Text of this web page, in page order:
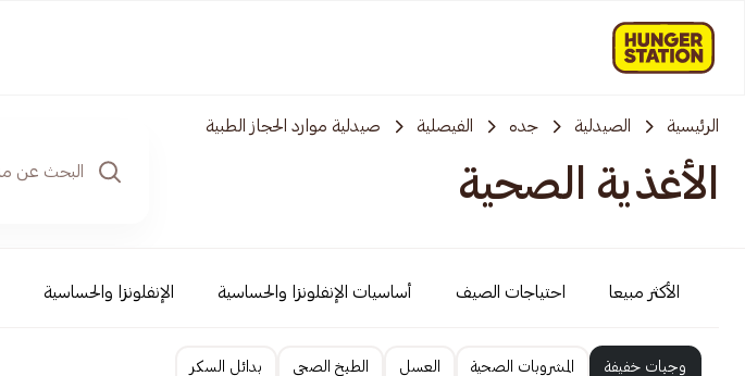
الرئيسية الصيدلية جده الفيصلية صيدلية موارد الحجاز الطبية
الأغذية الصحية
الأكثر مبيعا احتياجات الصيف أساسيات الإنفلونزا والحساسية الإنفلونزا والحساسية
وجبات خفيفة المشروبات الصحية العسل الطبخ الصحي بدائل السكر